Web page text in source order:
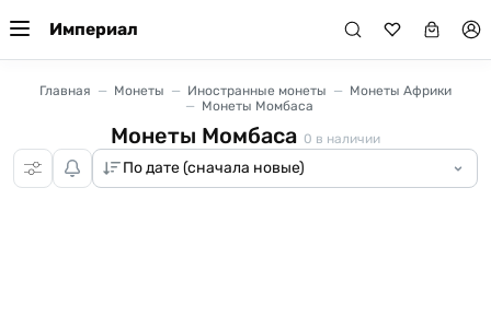
Империал
Главная Монеты Иностранные монеты
Монеты Африки
Монеты Момбаса
Монеты Момбаса 0 в наличии